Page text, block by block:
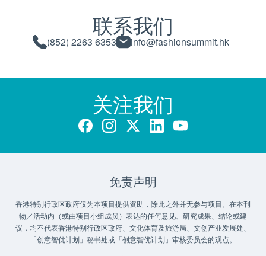
联系我们
(852) 2263 6353 info@fashionsummit.hk
关注我们
免责声明
香港特别行政区政府仅为本项目提供资助，除此之外并无参与项目。在本刊
物／活动内（或由项目小组成员）表达的任何意见、研究成果、结论或建
议，均不代表香港特别行政区政府、文化体育及旅游局、文创产业发展处、
「创意智优计划」秘书处或「创意智优计划」审核委员会的观点。